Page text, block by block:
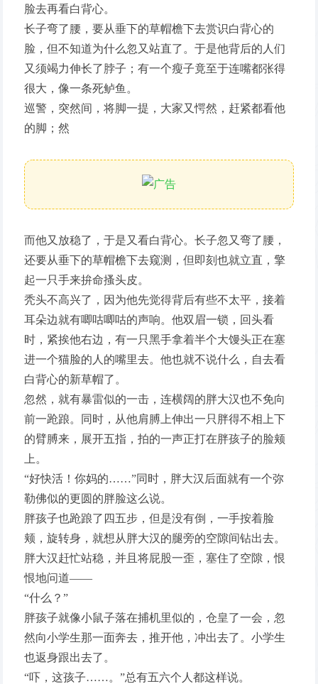
脸去再看白背心。
长子弯了腰，要从垂下的草帽檐下去赏识白背心的
脸，但不知道为什么忽又站直了。于是他背后的人们
又须竭力伸长了脖子；有一个瘦子竟至于连嘴都张得
很大，像一条死鲈鱼。
巡警，突然间，将脚一提，大家又愕然，赶紧都看他
的脚；然
而他又放稳了，于是又看白背心。长子忽又弯了腰，
还要从垂下的草帽檐下去窥测，但即刻也就立直，擎
起一只手来拚命搔头皮。
秃头不高兴了，因为他先觉得背后有些不太平，接着
耳朵边就有唧咕唧咕的声响。他双眉一锁，回头看
时，紧挨他右边，有一只黑手拿着半个大馒头正在塞
进一个猫脸的人的嘴里去。他也就不说什么，自去看
白背心的新草帽了。
忽然，就有暴雷似的一击，连横阔的胖大汉也不免向
前一跄踉。同时，从他肩膊上伸出一只胖得不相上下
的臂膊来，展开五指，拍的一声正打在胖孩子的脸颊
上。
“好快活！你妈的……”同时，胖大汉后面就有一个弥
勒佛似的更圆的胖脸这么说。
胖孩子也跄踉了四五步，但是没有倒，一手按着脸
颊，旋转身，就想从胖大汉的腿旁的空隙间钻出去。
胖大汉赶忙站稳，并且将屁股一歪，塞住了空隙，恨
恨地问道——
“什么？”
胖孩子就像小鼠子落在捕机里似的，仓皇了一会，忽
然向小学生那一面奔去，推开他，冲出去了。小学生
也返身跟出去了。
“吓，这孩子……。”总有五六个人都这样说。